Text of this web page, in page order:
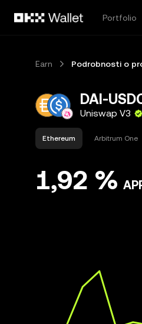
Portfolio
Earn Podrobnosti o
DAI-
Uniswap V3
Ethereum Arbitrum One
1,92 %